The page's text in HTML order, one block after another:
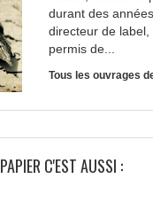
durant des
directeur de
permis de...
Tous les ouvrages
C'EST AUSSI :